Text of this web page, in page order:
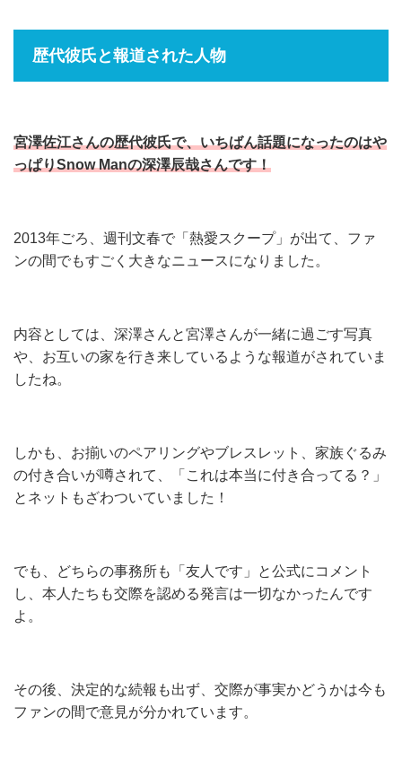
歴代彼氏と報道された人物
宮澤佐江さんの歴代彼氏で、いちばん話題になったのはや
っぱりSnow Manの深澤辰哉さんです！
2013年ごろ、週刊文春で「熱愛スクープ」が出て、ファ
ンの間でもすごく大きなニュースになりました。
内容としては、深澤さんと宮澤さんが一緒に過ごす写真
や、お互いの家を行き来しているような報道がされていま
したね。
しかも、お揃いのペアリングやブレスレット、家族ぐるみ
の付き合いが噂されて、「これは本当に付き合ってる？」
とネットもざわついていました！
でも、どちらの事務所も「友人です」と公式にコメント
し、本人たちも交際を認める発言は一切なかったんです
よ。
その後、決定的な続報も出ず、交際が事実かどうかは今も
ファンの間で意見が分かれています。